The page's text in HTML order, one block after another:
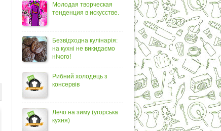
Молодая творческая
тенденция в искусстве.
Безвідходна кулінарія:
на кухні не викидаємо
нічого!
Рибний холодець з
консервів
Лечо на зиму (угорська
кухня)